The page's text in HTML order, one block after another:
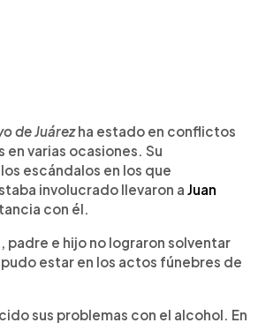
de Juárezha estado en conflictos
varias ocasiones. Su
escándalos en los que
involucrado llevaron a Juan
con él.
padre e hijo no lograron solventar
estar en los actos fúnebres de
sus problemas con el alcohol. En